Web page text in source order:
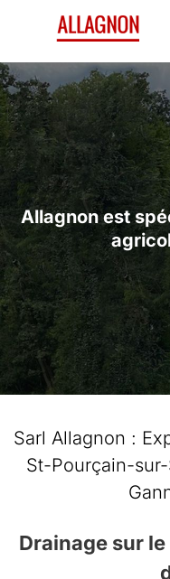
Allagnon est
Allagnon est
Sarl Allagnon :
St-Pourçain-
Drainage sur